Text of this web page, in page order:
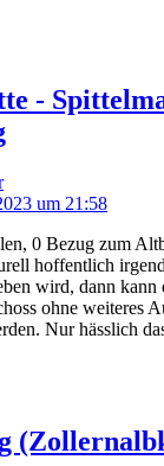
-
um 21:58
0 Bezug zum
hoffentlich
wird, dann kann
ohne weiteres
Nur hässlich